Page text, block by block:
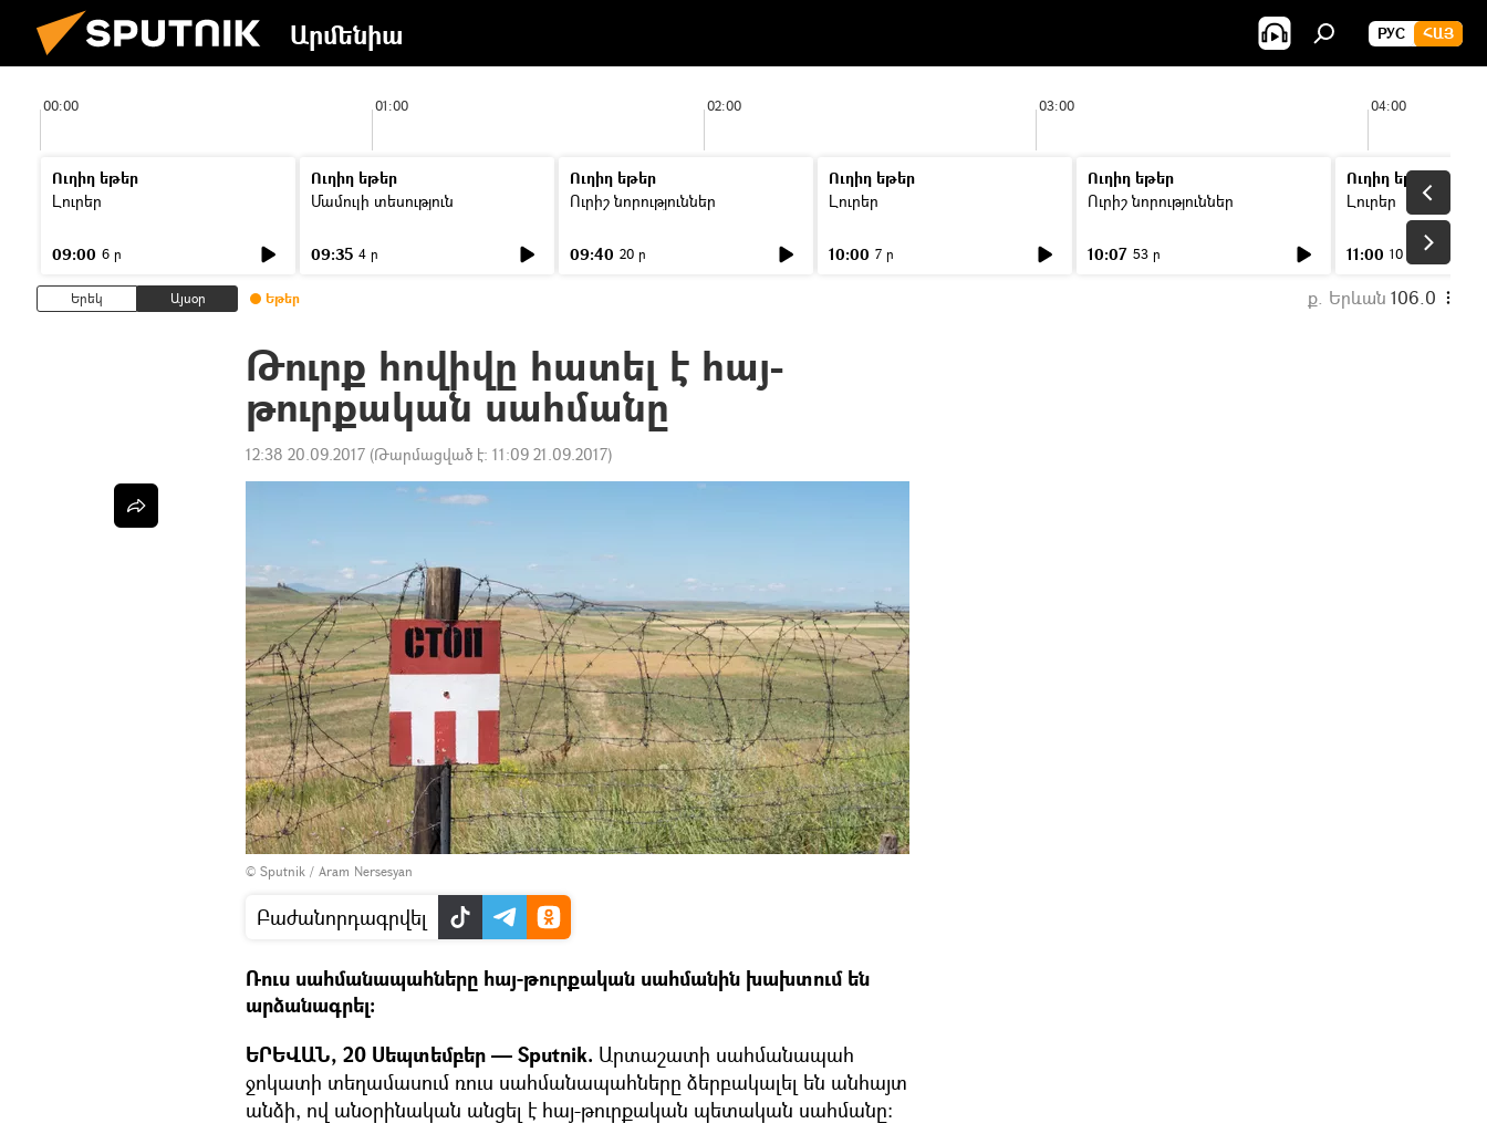
Արմենիա РУС ՀԱՅ
00:00 01:00 02:00 03:00 04:00
Ուղիղ եթեր
Լուրեր
09:00 6 ր
Ուղիղ եթեր
Մամուլի տեսություն
09:35 4 ր
Ուղիղ եթեր
Ուրիշ նորություններ
09:40 20 ր
Ուղիղ եթեր
Լուրեր
10:00 7 ր
Ուղիղ եթեր
Ուրիշ նորություններ
10:07 53 ր
Ուղիղ եթեր
Լուրեր
11:00 10 ր
Երեկ Այսօր Եթեր ք. Երևան 106.0
Թուրք հովիվը հատել է հայ-
թուրքական սահմանը
12:38 20.09.2017 (Թարմացված է: 11:09 21.09.2017)
© Sputnik / Aram Nersesyan
Բաժանորդագրվել
Ռուս սահմանապահները հայ-թուրքական սահմանին խախտում են
արձանագրել։
ԵՐԵՎԱՆ, 20 Սեպտեմբեր — Sputnik. Արտաշատի սահմանապահ
ջոկատի տեղամասում ռուս սահմանապահները ձերբակալել են անհայտ
անձի, ով անօրինական անցել է հայ-թուրքական պետական սահմանը: